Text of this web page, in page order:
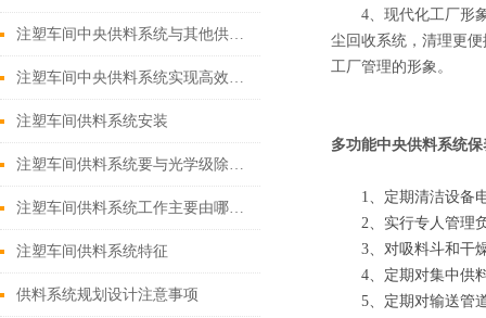
注塑车间中央供料系统与其他供料方式的对比
注塑车间中央供料系统实现高效、稳定注塑生产
注塑车间供料系统安装
注塑车间供料系统要与光学级除湿干燥机配合使用
注塑车间供料系统工作主要由哪些步骤来完成？
注塑车间供料系统特征
供料系统规划设计注意事项
4、现代化工厂形象:
尘回收系统，清理更
工厂管理的形象。
多功能中央供料系统保
1、定期清洁设备
2、实行专人管理负
3、对吸料斗和干燥
4、定期对集中供料
5、定期对输送管道